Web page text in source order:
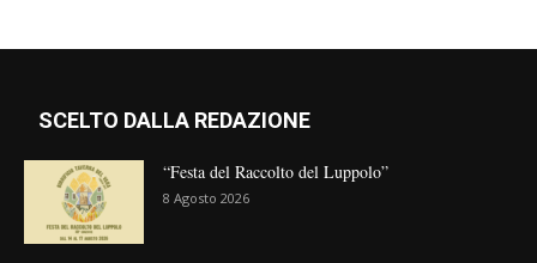
SCELTO DALLA REDAZIONE
“Festa del Raccolto del Luppolo”
8 Agosto 2026